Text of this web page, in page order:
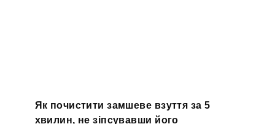
Як почистити замшеве взуття за 5
хвилин, не зіпсувавши його